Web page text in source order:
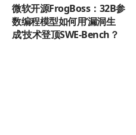
微软开源FrogBoss：32B参
数编程模型如何用’漏洞生
成’技术登顶SWE-Bench？